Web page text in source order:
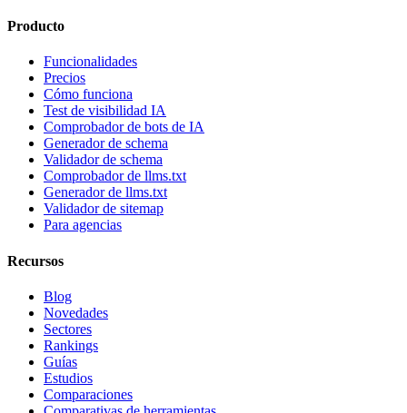
Producto
Funcionalidades
Precios
Cómo funciona
Test de visibilidad IA
Comprobador de bots de IA
Generador de schema
Validador de schema
Comprobador de llms.txt
Generador de llms.txt
Validador de sitemap
Para agencias
Recursos
Blog
Novedades
Sectores
Rankings
Guías
Estudios
Comparaciones